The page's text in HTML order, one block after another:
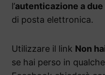
l’autenticazione a
di posta elettronica.
Utilizzare il link Non
se hai perso in